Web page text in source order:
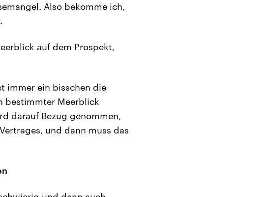
Also bekomme ich,
auf dem Prospekt,
immer ein bisschen die
bestimmter Meerblick
darauf Bezug genommen,
und dann muss das